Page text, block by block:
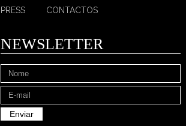
PRESS CONTACTOS
NEWSLETTER